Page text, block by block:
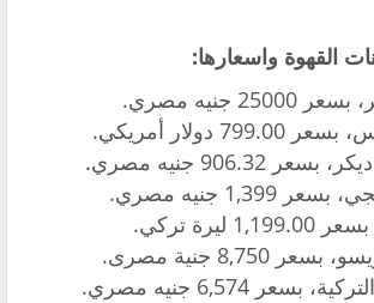
القهوة واسعارها:
جنيه مصري.
دولار أمريكي.
‏906.32 جنيه مصري.
1,399 جنيه مصري.
ليرة تركي.
8,750 جنية مصرى.
بسعر 6,574 جنيه مصري.